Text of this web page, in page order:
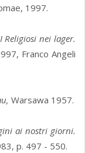
1997.
I Religiosi nei lager.
Franco Angeli
Warsawa 1957.
ai nostri giorni.
p. 497 - 550.